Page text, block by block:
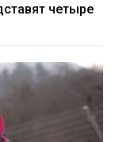
четыре